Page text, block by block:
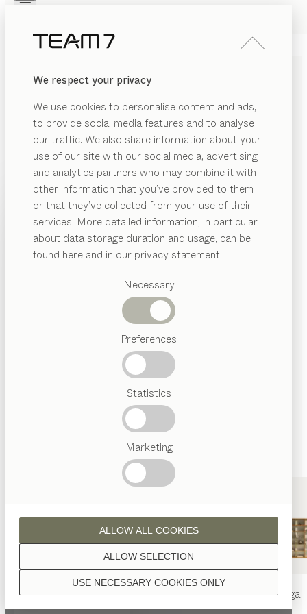
We respect your privacy
We use cookies to personalise content and ads,
to provide social media features and to analyse
our traffic. We also share information about your
use of our site with our social media, advertising
and analytics partners who may combine it with
other information that you’ve provided to them
or that they’ve collected from your use of their
services. More detailed information, in particular
about data storage duration and usage, can be
found here and in our privacy statement.
Necessary
Preferences
Statistics
Marketing
USE NECESSARY COOKIES ONLY
ALLOW SELECTION
ALLOW ALL COOKIES
PRODUKTE
INSPIRATION
HÄNDLER
Vorgeschlagene
Kategorien
Österreichisches
Handwerk
nyaTisch nyaStuhl filignoRegal
PRODUKTE
INSPIRATION
ÜBER UNS
atelierSCHREIBTISCH
von Kai Stania
Mit ästhetischer Schlichtheit und zeitloser Eleganz
bereitet atelier kultivierter Handwerkskunst und der
lebendigen Schönheit von Holz eine eindrucksvolle
Bühne. Ein eleganter Solitär für Ihr Büro oder den
offenen Wohnraum.
KONFIGURIEREN
Wenn nicht anders angeführt, werden alle
Holzoberflächen mit reinem Naturöl veredelt.
Nussbaum Wild
Eiche